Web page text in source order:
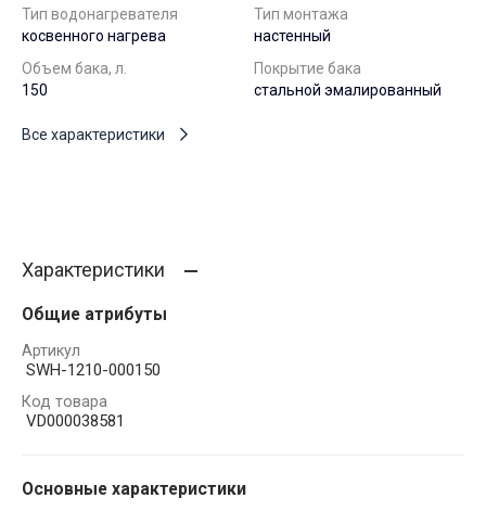
Тип водонагревателя
косвенного нагрева
Тип монтажа
настенный
Объем бака, л.
150
Покрытие бака
стальной эмалированный
Все характеристики
Характеристики
Общие атрибуты
Артикул
SWH-1210-000150
Код товара
VD000038581
Основные характеристики